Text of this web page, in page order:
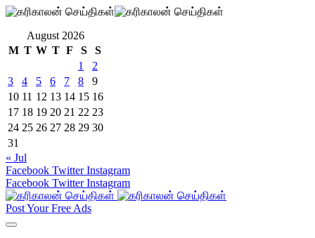
August 2026
M T W T F S
S
1
2
3
4 5 6 7 8
9
10 11 12 13 14 15 16
17 18 19 20 21 22 23
24 25 26 27 28 29 30
31
« Jul
Facebook Twitter Instagram
Facebook Twitter Instagram
Post Your Free Ads